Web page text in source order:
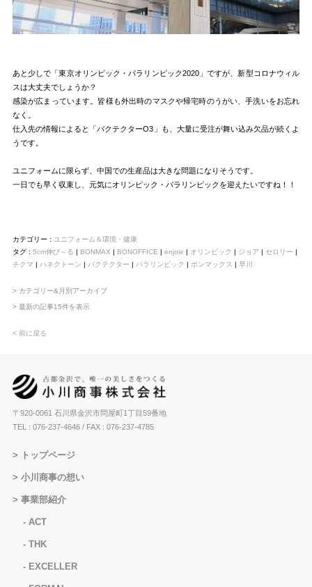
あと少しで「東京オリンピック・パラリンピック2020」ですが、新型コロナウィル
スは大丈夫でしょうか？
感染が広まっています。皆様も外出時のマスクや帰宅時のうがい、手洗いをお忘れ
なく。
仕入先の情報によると「バクテクターO3」も、大量に受注が舞い込み欠品が続くよ
うです。
ユニフォームに限らず、中国での生産品は大きな問題になりそうです。
一日でも早く収束し、元気にオリンピック・パラリンピックを迎えたいですね！！
カテゴリー : ユニフォーム＆環境・健康
タグ : 5cm伸び～る | BONMAX | BONOFFICE | enjoie | オリンピック | ジョア | セロリー |
チクマ | ハネクトーン | バクテクター | パラリンピック | ボンマックス | 早川
> カテゴリー&月別アーカイブ
> 最新の記事15件を表示
< 前に戻る
〒920-0061 石川県金沢市問屋町1丁目59番地
TEL : 076-237-4646/ FAX : 076-237-4785
トップページ
小川商事の想い
事業部紹介
ACT
THK
EXCELLER